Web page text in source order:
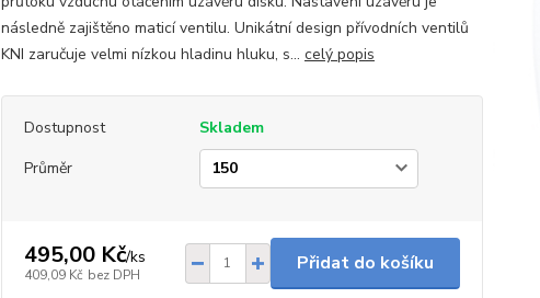
následně zajištěno maticí ventilu. Unikátní design přívodních ventilů
KNI zaručuje velmi nízkou hladinu hluku, s... celý popis
Dostupnost
Skladem
Průměr
495,00 Kč/ks
409,09 Kč bez DPH
Přidat do košíku